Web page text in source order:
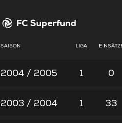
FC Superfund
SAISON LIGA
2004 / 2005 1 0
2003 / 2004 1 33